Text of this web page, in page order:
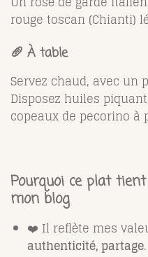
rouge toscan (Chianti)
🥖 À table
Servez chaud, avec un
Disposez huiles
copeaux de pecorino à
Pourquoi ce plat
mon blog
❤️ Il reflète mes
authenticité, partage.